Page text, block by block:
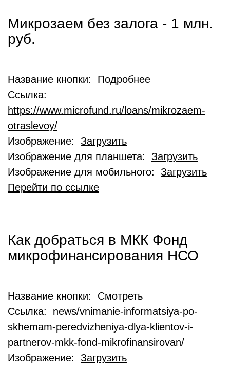
Микрозаем без залога - 1 млн.
руб.
Название кнопки: Подробнее
Ссылка:
https://www.microfund.ru/loans/mikrozaem-
otraslevoy/
Изображение: Загрузить
Изображение для планшета: Загрузить
Изображение для мобильного: Загрузить
Перейти по ссылке
Как добраться в МКК Фонд
микрофинансирования НСО
Название кнопки: Смотреть
Ссылка: news/vnimanie-informatsiya-po-
skhemam-peredvizheniya-dlya-klientov-i-
partnerov-mkk-fond-mikrofinansirovan/
Изображение: Загрузить